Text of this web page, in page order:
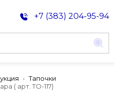
+7 (383) 204-95-94
Тапочки
( арт. ТО-117)